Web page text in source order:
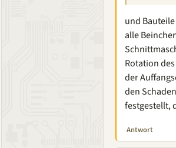
und
alle
Rotation
der
den
festgestellt,
Antwort